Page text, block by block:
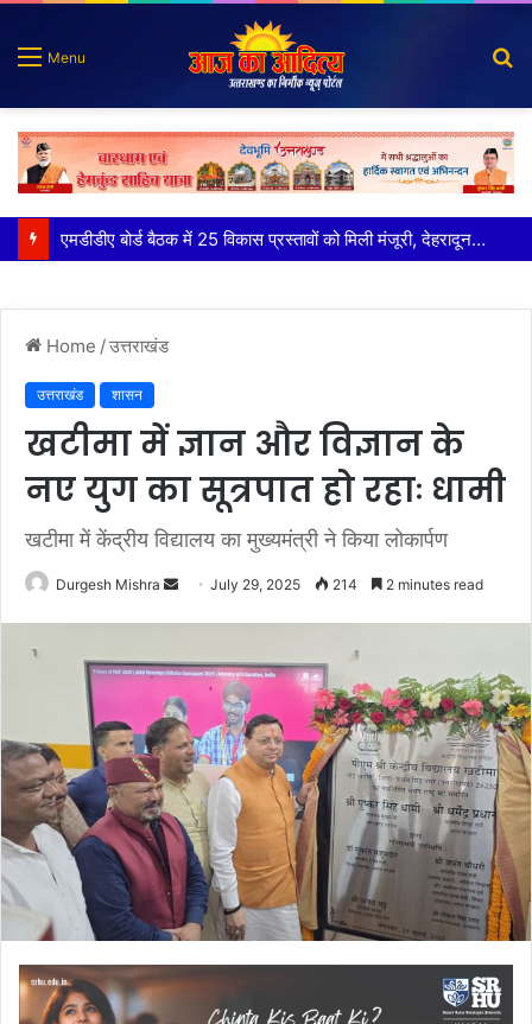
Menu
कृष्णा हाउसकीपिंग के मालिक दीपक जायसवाल विनोद नौटियाल आदि पर मुकदमा दर्ज
Home /उत्तराखंड
उत्तराखंड शासन
खटीमा में ज्ञान और विज्ञान के
नए युग का सूत्रपात हो रहाः धामी
खटीमा में केंद्रीय विद्यालय का मुख्यमंत्री ने किया लोकार्पण
Durgesh Mishra
Send July 29, 2025 214 2 minutes read